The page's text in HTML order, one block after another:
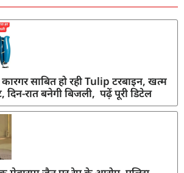
साबित हो रही Tulip टरबाइन, खत्म
दिन-रात बनेगी बिजली, पढ़ें पूरी डिटेल